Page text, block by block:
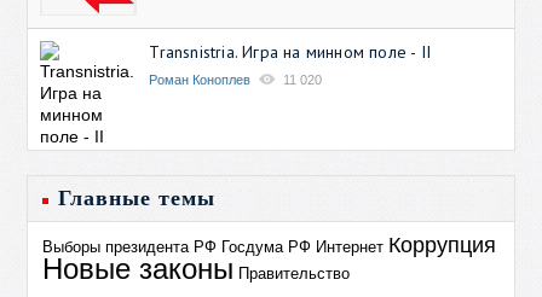
Transnistria. Игра на минном поле - II
Роман Коноплев 11 020
Главные темы
Выборы президента РФ Госдума РФ Интернет Коррупция
Новые законы Правительство